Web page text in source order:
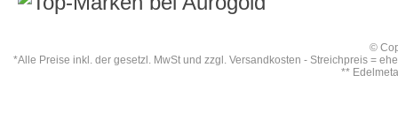
©
*Alle Preise inkl. der gesetzl. MwSt und zzgl.Versandkosten - Streichpreis =
**